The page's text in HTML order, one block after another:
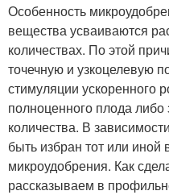
Особенность
вещества усваиваются
количествах. По этой
точечную и узкоцелевую
стимуляции ускоренного
полноценного плода
количества. В
быть избран тот или иной
микроудобрения. Как
рассказываем в